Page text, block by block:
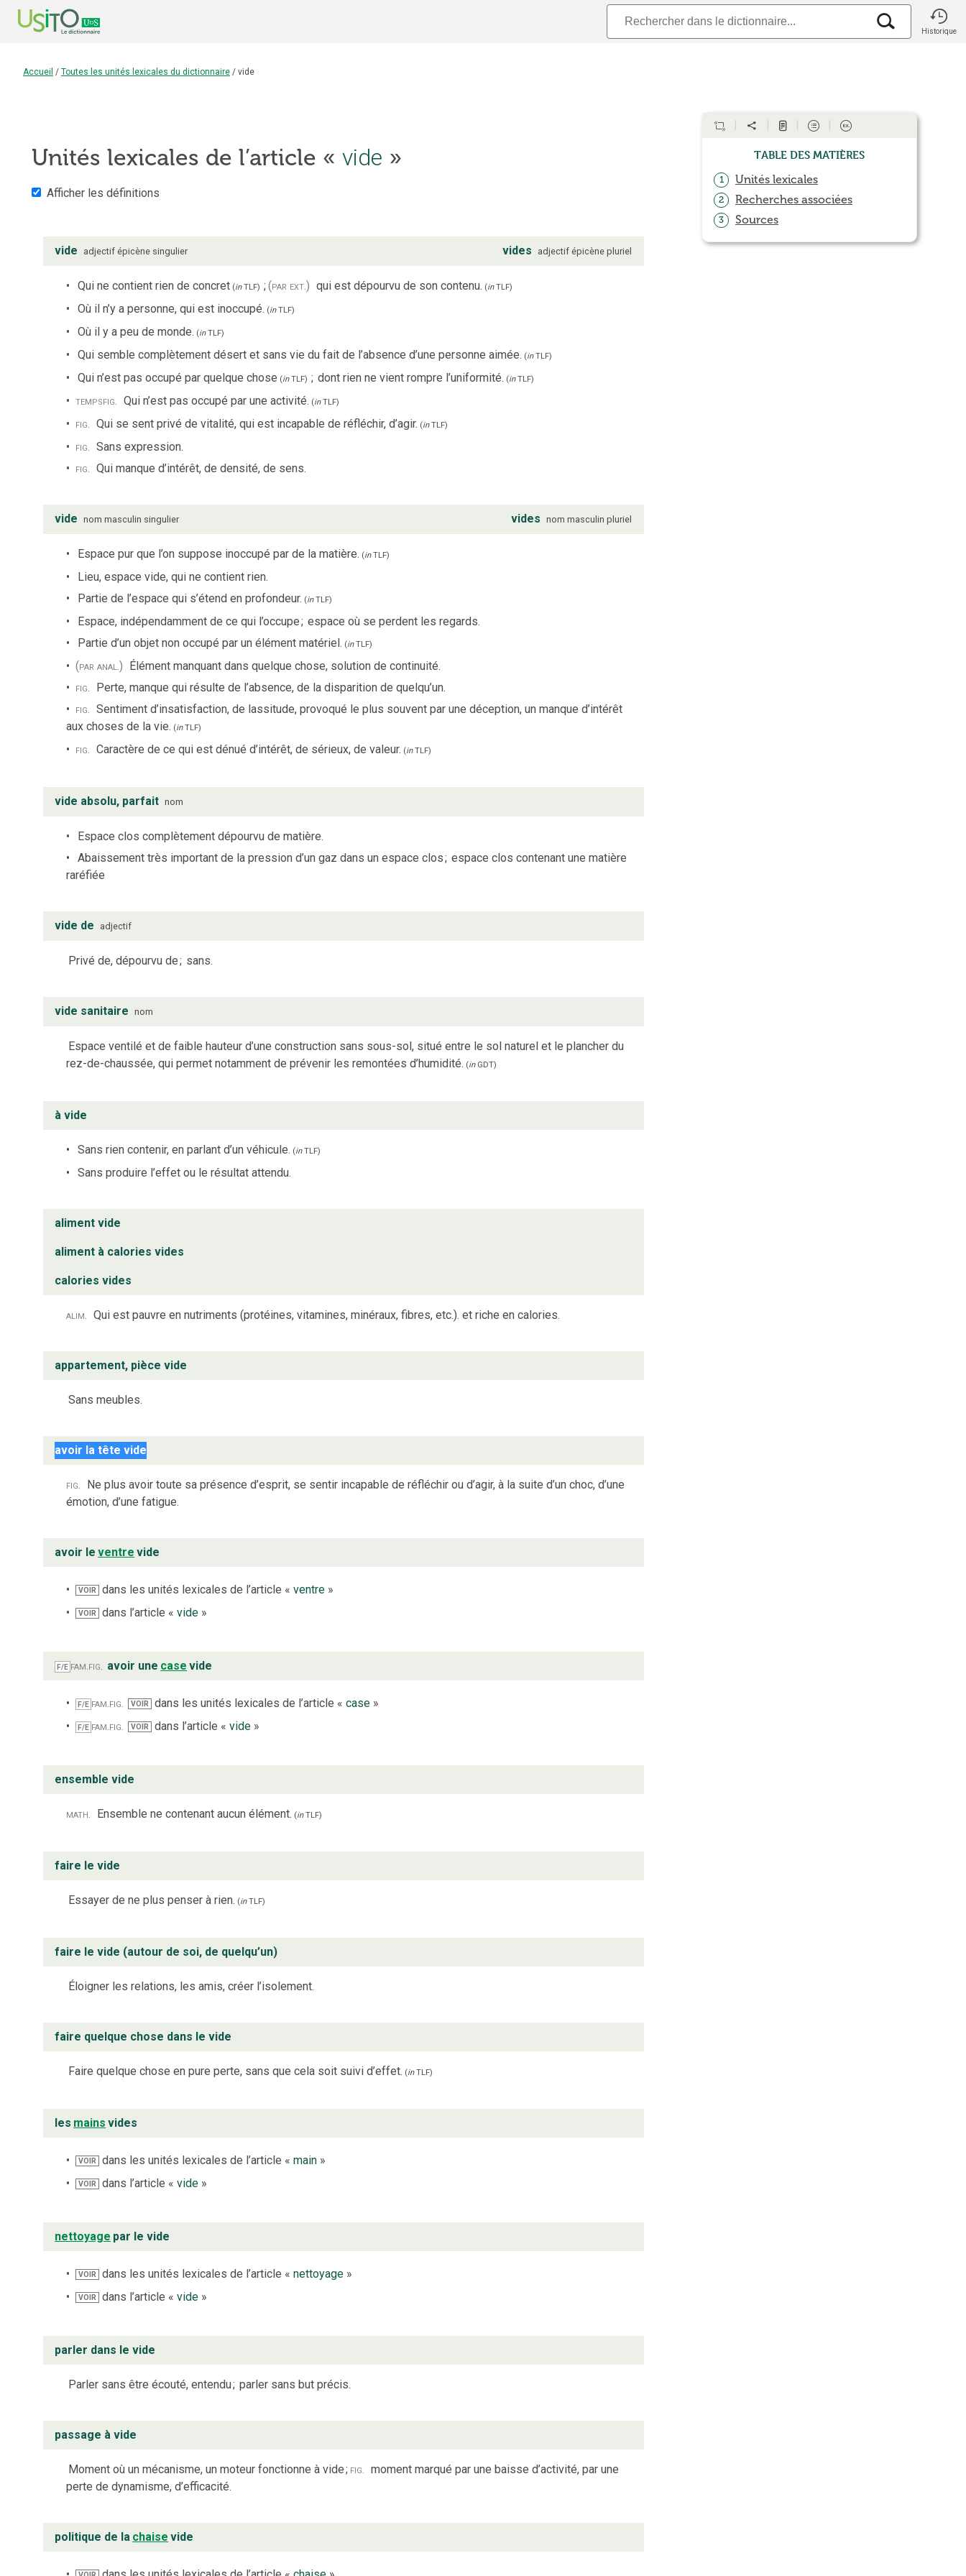
Historique
Accueil / Toutes les unités lexicales du dictionnaire / vide
Unités lexicales de l’article « vide »
Afficher les définitions
vide adjectif épicène singulier vides adjectif épicène pluriel
Qui ne contient rien de concret (inTLF) ;(par ext.) qui est dépourvu de son contenu. (inTLF)
Où il n’y a personne, qui est inoccupé. (inTLF)
Où il y a peu de monde. (inTLF)
Qui semble complètement désert et sans vie du fait de l’absence d’une personne aimée. (inTLF)
Qui n’est pas occupé par quelque chose (inTLF) ; dont rien ne vient rompre l’uniformité. (inTLF)
tempsfig. Qui n’est pas occupé par une activité. (inTLF)
fig. Qui se sent privé de vitalité, qui est incapable de réfléchir, d’agir. (inTLF)
fig. Sans expression.
fig. Qui manque d’intérêt, de densité, de sens.
vide nom masculin singulier vides nom masculin pluriel
Espace pur que l’on suppose inoccupé par de la matière. (inTLF)
Lieu, espace vide, qui ne contient rien.
Partie de l’espace qui s’étend en profondeur. (inTLF)
Espace, indépendamment de ce qui l’occupe; espace où se perdent les regards.
Partie d’un objet non occupé par un élément matériel. (inTLF)
(par anal.) Élément manquant dans quelque chose, solution de continuité.
fig. Perte, manque qui résulte de l’absence, de la disparition de quelqu’un.
fig. Sentiment d’insatisfaction, de lassitude, provoqué le plus souvent par une déception, un manque d’intérêt
aux choses de la vie. (inTLF)
fig. Caractère de ce qui est dénué d’intérêt, de sérieux, de valeur. (inTLF)
vide absolu, parfait nom
Espace clos complètement dépourvu de matière.
Abaissement très important de la pression d’un gaz dans un espace clos; espace clos contenant une matière
raréfiée
vide de adjectif
Privé de, dépourvu de; sans.
vide sanitaire nom
Espace ventilé et de faible hauteur d’une construction sans sous-sol, situé entre le sol naturel et le plancher du
rez-de-chaussée, qui permet notamment de prévenir les remontées d’humidité. (inGDT)
à vide
Sans rien contenir, en parlant d’un véhicule. (inTLF)
Sans produire l’effet ou le résultat attendu.
aliment vide
aliment à calories vides
calories vides
alim. Qui est pauvre en nutriments (protéines, vitamines, minéraux, fibres, etc.). et riche en calories.
appartement, pièce vide
Sans meubles.
avoir la tête vide
fig. Ne plus avoir toute sa présence d’esprit, se sentir incapable de réfléchir ou d’agir, à la suite d’un choc, d’une
émotion, d’une fatigue.
avoir le ventre vide
VOIR dans les unités lexicales de l’article «ventre »
VOIR dans l’article «vide »
F/E fam.fig. avoir une case vide
F/E fam.fig. VOIR dans les unités lexicales de l’article «case »
F/E fam.fig. VOIR dans l’article «vide »
ensemble vide
math. Ensemble ne contenant aucun élément. (inTLF)
faire le vide
Essayer de ne plus penser à rien. (inTLF)
faire le vide (autour de soi, de quelqu’un)
Éloigner les relations, les amis, créer l’isolement.
faire quelque chose dans le vide
Faire quelque chose en pure perte, sans que cela soit suivi d’effet. (inTLF)
les mains vides
VOIR dans les unités lexicales de l’article «main »
VOIR dans l’article «vide »
nettoyage par le vide
VOIR dans les unités lexicales de l’article «nettoyage »
VOIR dans l’article «vide »
parler dans le vide
Parler sans être écouté, entendu; parler sans but précis.
passage à vide
Moment où un mécanisme, un moteur fonctionne à vide; fig. moment marqué par une baisse d’activité, par une
perte de dynamisme, d’efficacité.
politique de la chaise vide
Table des matières
1 Unités lexicales
2 Recherches associées
3 Sources